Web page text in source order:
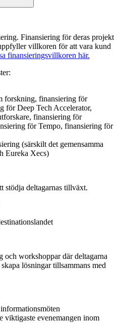
Finansiering för deras projekt
villkoren för att vara kund
finansieringsvillkoren här.
forskning, finansiering för
för Deep Tech Accelerator,
finansiering för
för Tempo, finansiering för
(särskilt det gemensamma
Eureka Xecs)
stödja deltagarnas tillväxt.
och workshoppar där deltagarna
lösningar tillsammans med
viktigaste evenemangen inom